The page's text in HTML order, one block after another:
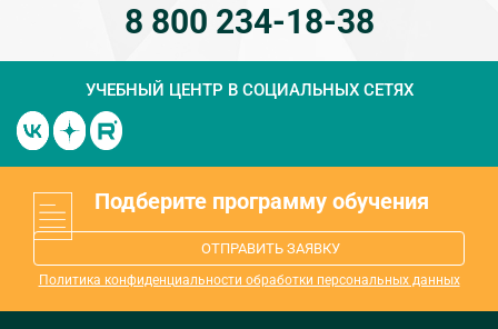
8 800 234-18-38
УЧЕБНЫЙ ЦЕНТР В СОЦИАЛЬНЫХ СЕТЯХ
Подберите программу обучения
ОТПРАВИТЬ ЗАЯВКУ
Политика конфиденциальности обработки персональных данных